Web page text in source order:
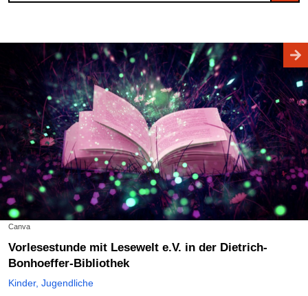
Canva
Vorlesestunde mit Lesewelt e.V. in der Dietrich-
Bonhoeffer-Bibliothek
Kinder, Jugendliche